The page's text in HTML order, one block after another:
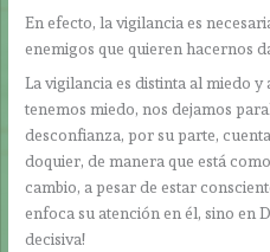
En efecto, la vigilancia es
enemigos que quieren hacernos
La vigilancia es distinta al miedo
tenemos miedo, nos dejamos
desconfianza, por su parte,
doquier, de manera que está
cambio, a pesar de estar
enfoca su atención en él, sino en
decisiva!